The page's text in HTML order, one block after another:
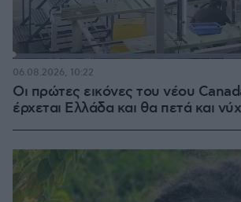
Loaded
Οι πρώτες εικόνες του νέου
έρχεται Ελλάδα και θα πετά και
06.08.2026, 10:22